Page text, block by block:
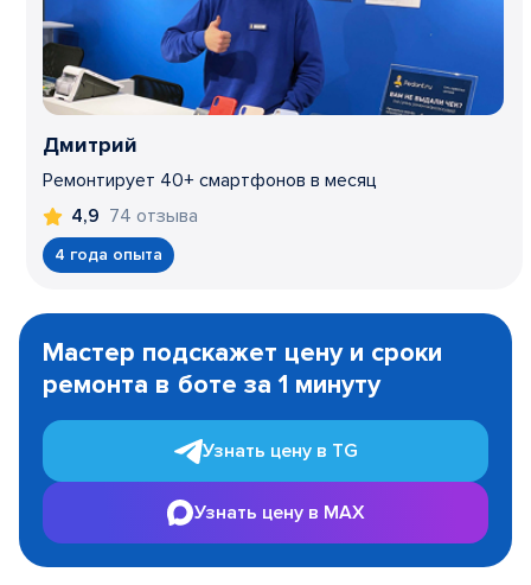
Дмитрий
Ремонтирует 40+ смартфонов в месяц
4,9 74 отзыва
4 года опыта
1
Мастер подскажет цену и сроки
ремонта в боте за 1 минуту
Узнать цену в TG
Узнать цену в MAX